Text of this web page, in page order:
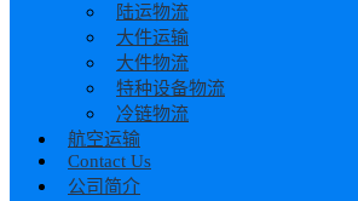
陆运物流
大件运输
大件物流
特种设备物流
冷链物流
航空运输
Contact Us
公司简介